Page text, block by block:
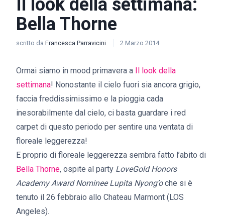
Il look della settimana:
Bella Thorne
scritto da Francesca Parravicini 2 Marzo 2014
Ormai siamo in mood primavera a Il look della
settimana! Nonostante il cielo fuori sia ancora grigio,
faccia freddissimissimo e la pioggia cada
inesorabilmente dal cielo, ci basta guardare i red
carpet di questo periodo per sentire una ventata di
floreale leggerezza!
E proprio di floreale leggerezza sembra fatto l’abito di
Bella Thorne, ospite al party LoveGold Honors
Academy Award Nominee Lupita Nyong’oche si è
tenuto il 26 febbraio allo Chateau Marmont (LOS
Angeles).